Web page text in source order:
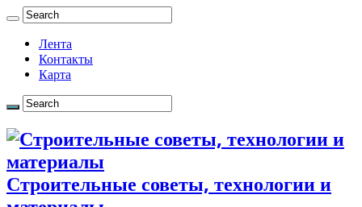
Лента
Контакты
Карта
Строительные советы, технологии и